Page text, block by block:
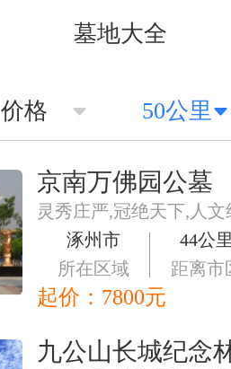
墓地大全
价格 50公里
京南万佛园公墓
灵秀庄严,冠绝天下,人
涿州市
所在区域
44公
距离市
起价： 7800元
九公山长城纪念